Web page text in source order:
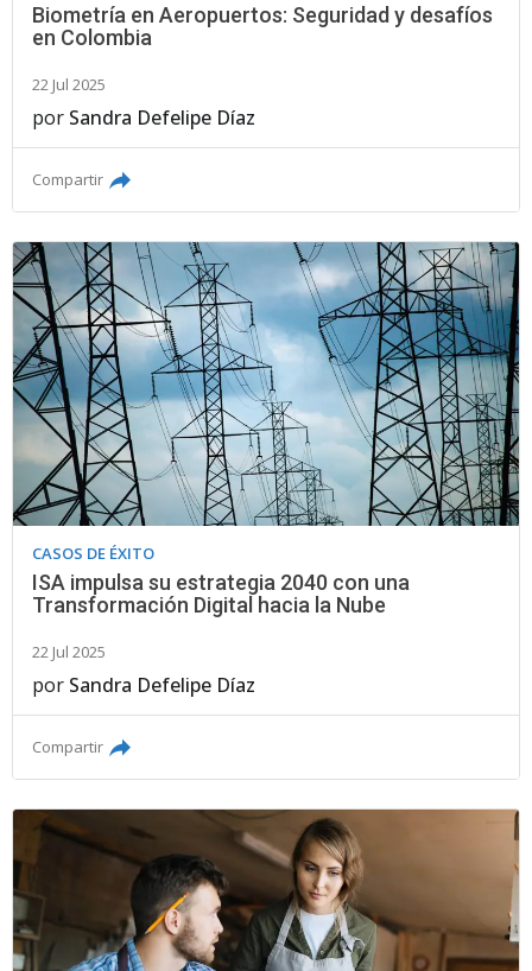
Biometría en Aeropuertos: Seguridad y desafíos
en Colombia
22 Jul 2025
por Sandra Defelipe Díaz
Compartir
CASOS DE ÉXITO
ISA impulsa su estrategia 2040 con una
Transformación Digital hacia la Nube
22 Jul 2025
por Sandra Defelipe Díaz
Compartir